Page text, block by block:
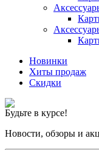
Новинки
Хиты продаж
Скидки
Будьте в курсе!
Новости, обзоры и